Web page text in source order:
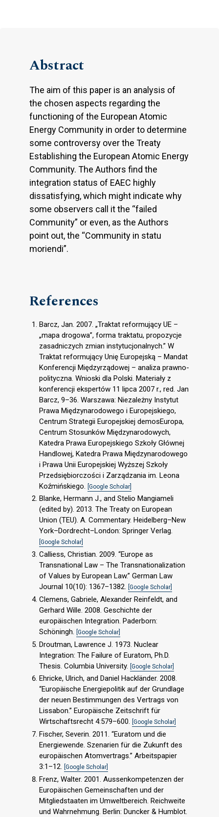
Abstract
The aim of this paper is an analysis of
the chosen aspects regarding the
functioning of the European Atomic
Energy Community in order to determine
some controversy over the Treaty
Establishing the European Atomic Energy
Community. The Authors find the
integration status of EAEC highly
dissatisfying, which might indicate why
some observers call it the “failed
Community” or even, as the Authors
point out, the “Community in statu
moriendi”.
References
Barcz, Jan. 2007. „Traktat reformujący UE –
„mapa drogowa”, forma traktatu, propozycje
zasadniczych zmian instytucjonalnych.” W
Traktat reformujący Unię Europejską – Mandat
Konferencji Międzyrządowej – analiza prawno-
polityczna. Wnioski dla Polski. Materiały z
konferencji ekspertów 11 lipca 2007 r., red. Jan
Barcz, 9–36. Warszawa: Niezależny Instytut
Prawa Międzynarodowego i Europejskiego,
Centrum Strategii Europejskiej demosEuropa,
Centrum Stosunków Międzynarodowych,
Katedra Prawa Europejskiego Szkoły Głównej
Handlowej, Katedra Prawa Międzynarodowego
i Prawa Unii Europejskiej Wyższej Szkoły
Przedsiębiorczości i Zarządzania im. Leona
Koźmińskiego.
[Google Scholar]
Blanke, Hermann J., and Stelio Mangiameli
(edited by). 2013. The Treaty on European
Union (TEU). A. Commentary. Heidelberg–New
York–Dordrecht–London: Springer Verlag.
[Google Scholar]
Calliess, Christian. 2009. “Europe as
Transnational Law – The Transnationalization
of Values by European Law.” German Law
Journal 10(10): 1367–1382. [Google Scholar]
Clemens, Gabriele, Alexander Reinfeldt, and
Gerhard Wille. 2008. Geschichte der
europäischen Integration. Paderborn:
Schöningh. [Google Scholar]
Droutman, Lawrence J. 1973. Nuclear
Integration: The Failure of Euratom, Ph.D.
Thesis. Columbia University.
[Google Scholar]
Ehricke, Ulrich, and Daniel Hackländer. 2008.
“Europäische Energiepolitik auf der Grundlage
der neuen Bestimmungen des Vertrags von
Lissabon.” Europäische Zeitschrift für
Wirtschaftsrecht 4:579–600. [Google Scholar]
Fischer, Severin. 2011. “Euratom und die
Energiewende. Szenarien für die Zukunft des
europäischen Atomvertrags.” Arbeitspapier
3:1–12. [Google Scholar]
Frenz, Walter. 2001. Aussenkompetenzen der
Europäischen Gemeinschaften und der
Mitgliedstaaten im Umweltbereich. Reichweite
und Wahrnehmung. Berlin: Duncker & Humblot.